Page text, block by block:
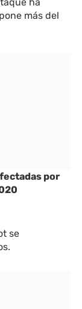
más del
por
se